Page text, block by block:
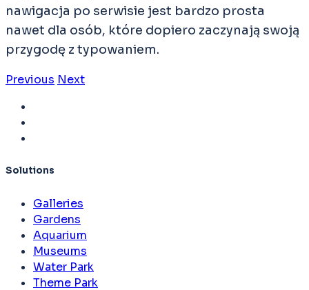
nawigacja po serwisie jest bardzo prosta
nawet dla osób, które dopiero zaczynają swoją
przygodę z typowaniem.
Previous Next
Solutions
Galleries
Gardens
Aquarium
Museums
Water Park
Theme Park